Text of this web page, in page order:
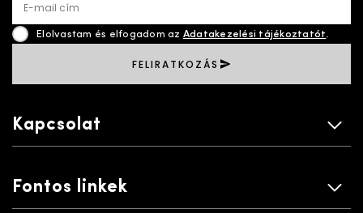
E-mail cím
Elolvastam és elfogadom az Adatakezelési tájékoztatót.
FELIRATKOZÁS
Kapcsolat
Fontos linkek